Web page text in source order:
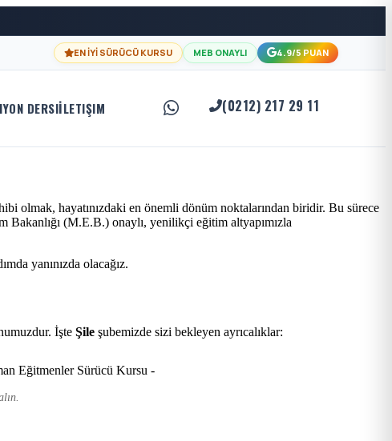
EN İYİ SÜRÜCÜ KURSU MEB ONAYLI 4.9/5 PUAN
DERSIİLETIŞIM (0212) 217 29 11
olmak, hayatınızdaki en önemli dönüm noktalarından biridir. Bu sürece
Bakanlığı (M.E.B.) onaylı, yenilikçi eğitim altyapımızla
yanınızda olacağız.
İşte Şile şubemizde sizi bekleyen ayrıcalıklar: